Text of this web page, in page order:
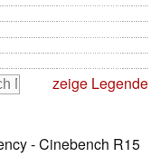
zeige Legende
- Cinebench R15